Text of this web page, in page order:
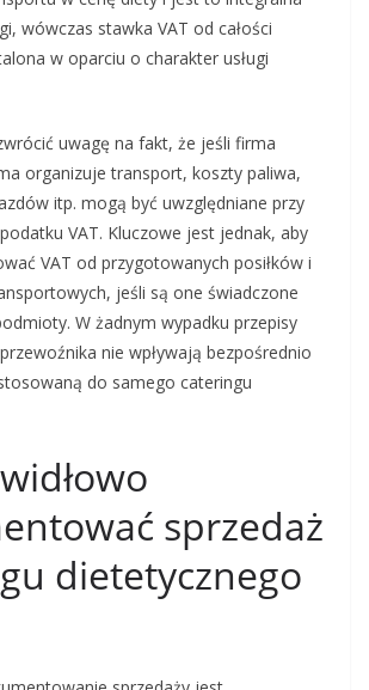
wówczas stawka VAT od całości
w oparciu o charakter usługi
uwagę na fakt, że jeśli firma
organizuje transport, koszty paliwa,
itp. mogą być uwzględniane przy
VAT. Kluczowe jest jednak, aby
VAT od przygotowanych posiłków i
jeśli są one świadczone
W żadnym wypadku przepisy
nie wpływają bezpośrednio
do samego cateringu
sprzedaż
dietetycznego